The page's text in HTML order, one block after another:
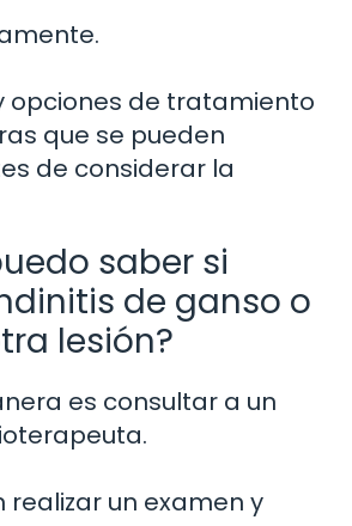
opciones de tratamiento
que se pueden
de considerar la
saber si
de ganso o
lesión?
es consultar a un
realizar un examen y